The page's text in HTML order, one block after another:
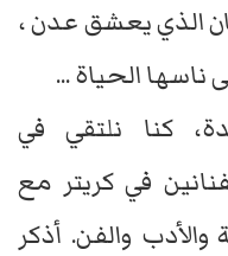
الذي يعشق عدن ،
الحياة ...
كنا نلتقي في
في كريتر مع
والفن. أذكر